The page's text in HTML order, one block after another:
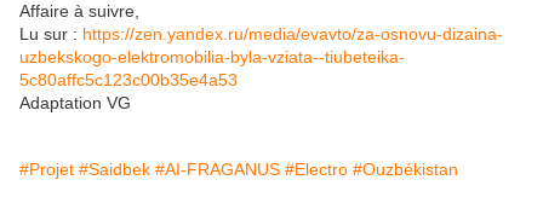
Affaire à suivre,
Lu sur : https://zen.yandex.ru/media/evavto/za-osnovu-dizaina-
uzbekskogo-elektromobilia-byla-vziata--tiubeteika-
5c80affc5c123c00b35e4a53
Adaptation VG
#Projet #Saidbek #AI-FRAGANUS #Electro #Ouzbékistan